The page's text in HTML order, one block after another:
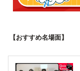
【おすすめ名場面】